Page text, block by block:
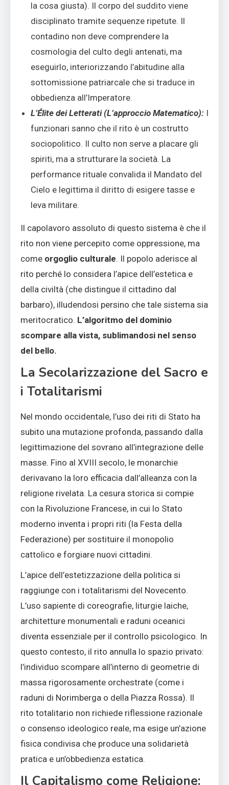
la cosa giusta). Il corpo del suddito viene
disciplinato tramite sequenze ripetute. Il
contadino non deve comprendere la
cosmologia del culto degli antenati, ma
eseguirlo, interiorizzando l’abitudine alla
sottomissione patriarcale che si traduce in
obbedienza all’Imperatore.
L’Élite dei Letterati (L’approccio Matematico): I
funzionari sanno che il rito è un costrutto
sociopolitico. Il culto non serve a placare gli
spiriti, ma a strutturare la società. La
performance rituale convalida il Mandato del
Cielo e legittima il diritto di esigere tasse e
leva militare.
Il capolavoro assoluto di questo sistema è che il
rito non viene percepito come oppressione, ma
come orgoglio culturale. Il popolo aderisce al
rito perché lo considera l’apice dell’estetica e
della civiltà (che distingue il cittadino dal
barbaro), illudendosi persino che tale sistema sia
meritocratico. L’algoritmo del dominio
scompare alla vista, sublimandosi nel senso
del bello.
La Secolarizzazione del Sacro e
i Totalitarismi
Nel mondo occidentale, l’uso dei riti di Stato ha
subito una mutazione profonda, passando dalla
legittimazione del sovrano all’integrazione delle
masse. Fino al XVIII secolo, le monarchie
derivavano la loro efficacia dall’alleanza con la
religione rivelata. La cesura storica si compie
con la Rivoluzione Francese, in cui lo Stato
moderno inventa i propri riti (la Festa della
Federazione) per sostituire il monopolio
cattolico e forgiare nuovi cittadini.
L’apice dell’estetizzazione della politica si
raggiunge con i totalitarismi del Novecento.
L’uso sapiente di coreografie, liturgie laiche,
architetture monumentali e raduni oceanici
diventa essenziale per il controllo psicologico. In
questo contesto, il rito annulla lo spazio privato:
l’individuo scompare all’interno di geometrie di
massa rigorosamente orchestrate (come i
raduni di Norimberga o della Piazza Rossa). Il
rito totalitario non richiede riflessione razionale
o consenso ideologico reale, ma esige un’azione
fisica condivisa che produce una solidarietà
pratica e un’obbedienza estatica.
Il Capitalismo come Religione: